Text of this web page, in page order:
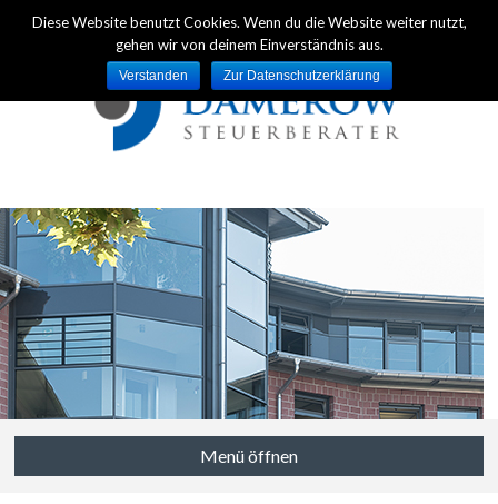
Menü öffnen
Diese Website benutzt Cookies. Wenn du die Website weiter nutzt,
gehen wir von deinem Einverständnis aus.
Verstanden Zur Datenschutzerklärung